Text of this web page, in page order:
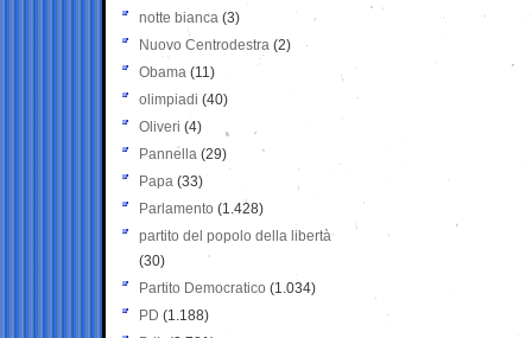
notte bianca (3)
Nuovo Centrodestra (2)
Obama (11)
olimpiadi (40)
Oliveri (4)
Pannella (29)
Papa (33)
Parlamento (1.428)
partito del popolo della libertà
(30)
Partito Democratico (1.034)
PD (1.188)